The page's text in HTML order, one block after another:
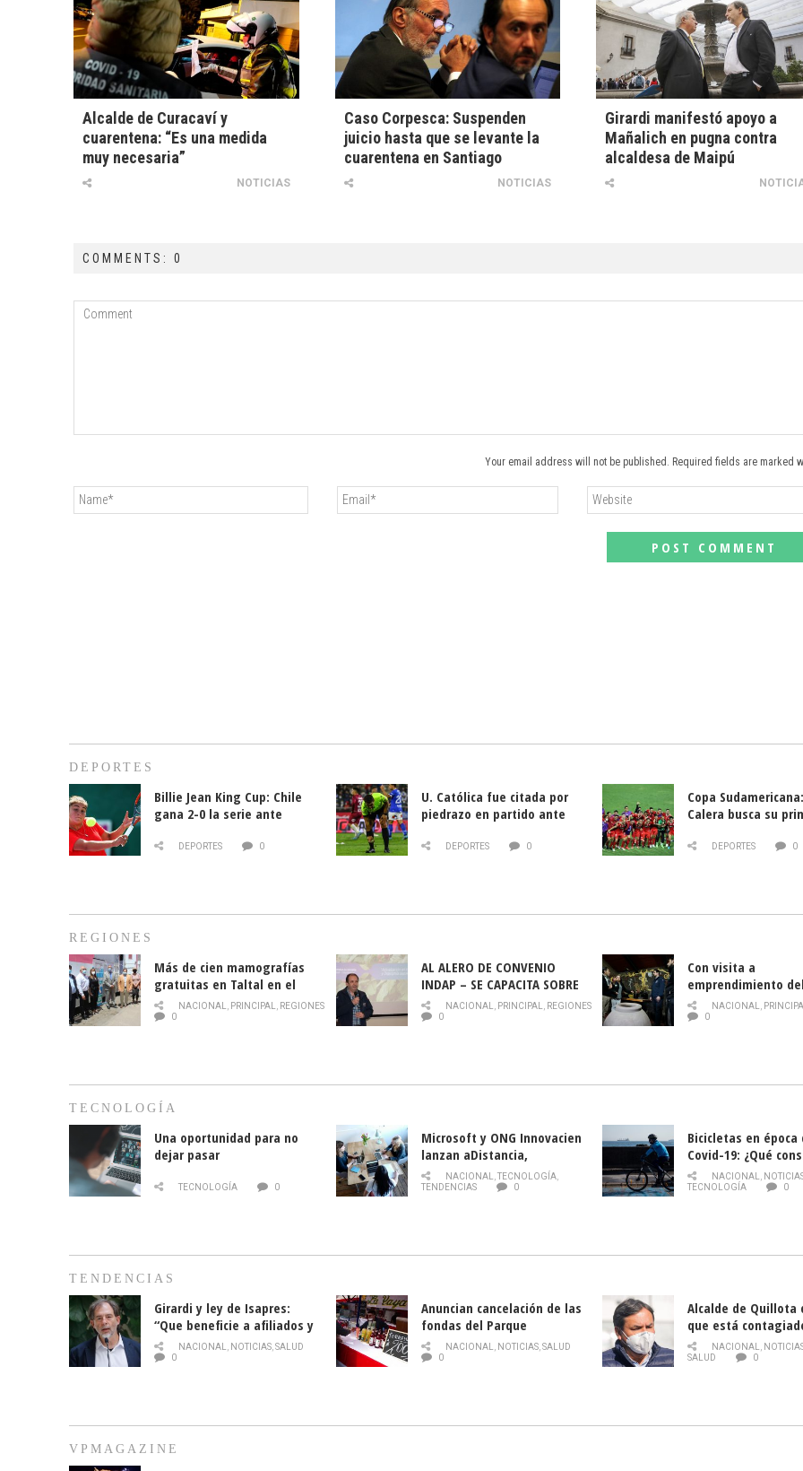
Alcalde de Curacaví y
cuarentena: “Es una medida
muy necesaria”
NOTICIAS
Caso Corpesca: Suspenden
juicio hasta que se levante la
cuarentena en Santiago
NOTICIAS
Girardi manifestó apoyo a
Mañalich en pugna contra
alcaldesa de Maipú
COMMENTS: 0
Your email address will not be published. Required fields are marked
DEPORTES
Billie Jean King Cup: Chile
gana 2-0 la serie ante
DEPORTES 0
U. Católica fue citada por
piedrazo en partido ante
DEPORTES 0
Copa
Calera busca su
DEPORTES 0
REGIONES
Más de cien mamografías
gratuitas en Taltal en el
mes de la prevención del
cáncer de mama
NACIONAL, PRINCIPAL, REGIONES
0
AL ALERO DE CONVENIO
INDAP – SE CAPACITA SOBRE
PLAGA DROSOPHILA SUZUKII
NACIONAL, PRINCIPAL, REGIONES
0
Con visita a
emprendimiento
y llamado al
historia campesina
NACIONAL,
0
TECNOLOGÍA
Una oportunidad para no
dejar pasar
TECNOLOGÍA 0
Microsoft y ONG Innovacien
lanzan aDistancia,
plataforma con cursos
gratuitos online sobre
NACIONAL,TECNOLOGÍA,
TENDENCIAS
0
Bicicletas en época
Covid-19: ¿Qué
momento de
NACIONAL,
TECNOLOGÍA
0
TENDENCIAS
Girardi y ley de Isapres:
“Que beneficie a afiliados y
no legalice el abuso”
NACIONAL, NOTICIAS,SALUD
0
Anuncian cancelación de las
fondas del Parque
O’Higgins debido al
coronavirus
NACIONAL, NOTICIAS,SALUD
0
Alcalde de Quillota
que está
COVID-19
NACIONAL,
SALUD
0
VPMAGAZINE